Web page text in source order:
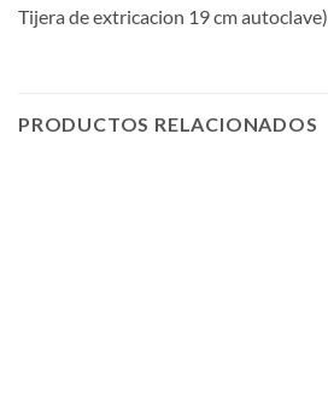
Tijera de extricacion 19 cm autoclave)
PRODUCTOS RELACIONADOS